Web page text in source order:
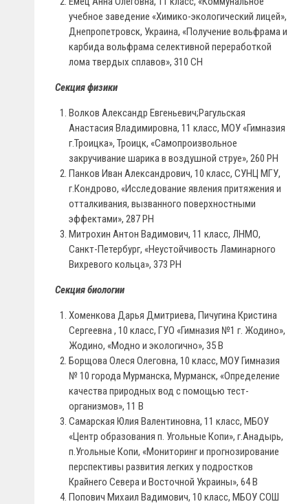
учебное заведение «Химико-экологический лицей»,
Днепропетровск, Украина, «Получение вольфрама и
карбида вольфрама селективной переработкой
лома твердых сплавов», 310 СН
Секция физики
Волков Александр Евгеньевич;Рагульская
Анастасия Владимировна, 11 класс, МОУ «Гимназия
г.Троицка», Троицк, «Самопроизвольное
закручивание шарика в воздушной струе», 260 РН
Панков Иван Александрович, 10 класс, СУНЦ МГУ,
г.Кондрово, «Исследование явления притяжения и
отталкивания, вызванного поверхностными
эффектами», 287 PH
Митрохин Антон Вадимович, 11 класс, ЛНМО,
Санкт-Петербург, «Неустойчивость Ламинарного
Вихревого кольца», 373 PH
Секция биологии
Хоменкова Дарья Дмитриева, Пичугина Кристина
Сергеевна , 10 класс, ГУО «Гимназия №1 г. Жодино»,
Жодино, «Модно и экологично», 35 В
Борщова Олеся Олеговна, 10 класс, МОУ Гимназия
№ 10 города Мурманска, Мурманск, «Определение
качества природных вод с помощью тест-
организмов», 11 В
Самарская Юлия Валентиновна, 11 класс, МБОУ
«Центр образования п. Угольные Копи», г.Анадырь,
п.Угольные Копи, «Мониторинг и прогнозирование
перспективы развития легких у подростков
Крайнего Севера и Восточной Украины», 64 В
Попович Михаил Вадимович, 10 класс, МБОУ СОШ